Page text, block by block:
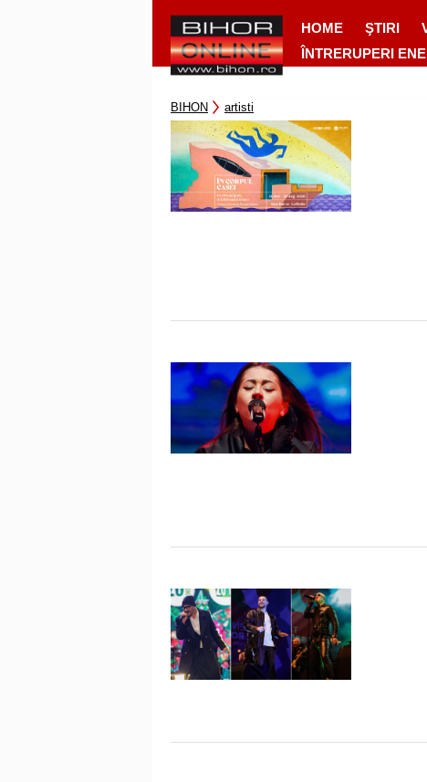
HOME ŞTIRI
ÎNTRERUPERI
BIHON artisti